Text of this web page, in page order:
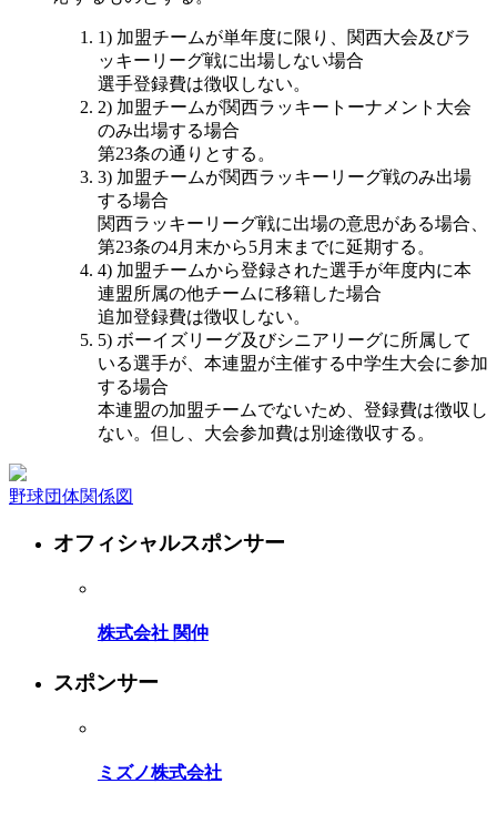
1) 加盟チームが単年度に限り、関西大会及びラ
ッキーリーグ戦に出場しない場合
選手登録費は徴収しない。
2) 加盟チームが関西ラッキートーナメント大会
のみ出場する場合
第23条の通りとする。
3) 加盟チームが関西ラッキーリーグ戦のみ出場
する場合
関西ラッキーリーグ戦に出場の意思がある場合、
第23条の4月末から5月末までに延期する。
4) 加盟チームから登録された選手が年度内に本
連盟所属の他チームに移籍した場合
追加登録費は徴収しない。
5) ボーイズリーグ及びシニアリーグに所属して
いる選手が、本連盟が主催する中学生大会に参加
する場合
本連盟の加盟チームでないため、登録費は徴収し
ない。但し、大会参加費は別途徴収する。
野球団体関係図
オフィシャルスポンサー
株式会社 関仲
スポンサー
ミズノ株式会社